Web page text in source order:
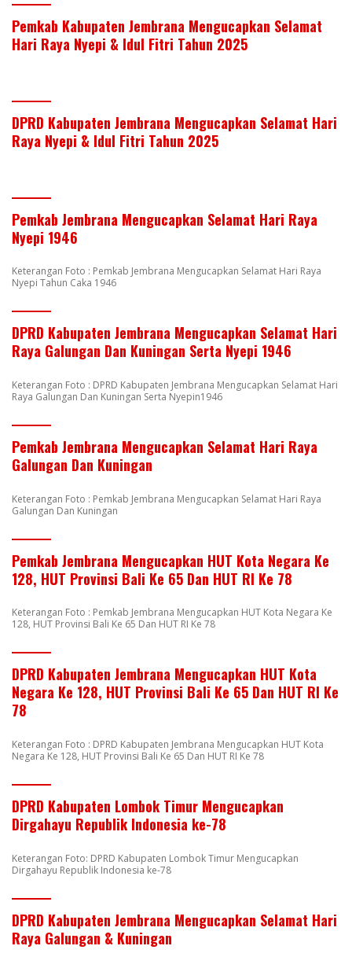
Pemkab Kabupaten Jembrana Mengucapkan Selamat
Hari Raya Nyepi & Idul Fitri Tahun 2025
DPRD Kabupaten Jembrana Mengucapkan Selamat Hari
Raya Nyepi & Idul Fitri Tahun 2025
Pemkab Jembrana Mengucapkan Selamat Hari Raya
Nyepi 1946
Keterangan Foto : Pemkab Jembrana Mengucapkan Selamat Hari Raya
Nyepi Tahun Caka 1946
DPRD Kabupaten Jembrana Mengucapkan Selamat Hari
Raya Galungan Dan Kuningan Serta Nyepi 1946
Keterangan Foto : DPRD Kabupaten Jembrana Mengucapkan Selamat Hari
Raya Galungan Dan Kuningan Serta Nyepin1946
Pemkab Jembrana Mengucapkan Selamat Hari Raya
Galungan Dan Kuningan
Keterangan Foto : Pemkab Jembrana Mengucapkan Selamat Hari Raya
Galungan Dan Kuningan
Pemkab Jembrana Mengucapkan HUT Kota Negara Ke
128, HUT Provinsi Bali Ke 65 Dan HUT RI Ke 78
Keterangan Foto : Pemkab Jembrana Mengucapkan HUT Kota Negara Ke
128, HUT Provinsi Bali Ke 65 Dan HUT RI Ke 78
DPRD Kabupaten Jembrana Mengucapkan HUT Kota
Negara Ke 128, HUT Provinsi Bali Ke 65 Dan HUT RI Ke
78
Keterangan Foto : DPRD Kabupaten Jembrana Mengucapkan HUT Kota
Negara Ke 128, HUT Provinsi Bali Ke 65 Dan HUT RI Ke 78
DPRD Kabupaten Lombok Timur Mengucapkan
Dirgahayu Republik Indonesia ke-78
Keterangan Foto: DPRD Kabupaten Lombok Timur Mengucapkan
Dirgahayu Republik Indonesia ke-78
DPRD Kabupaten Jembrana Mengucapkan Selamat Hari
Raya Galungan & Kuningan